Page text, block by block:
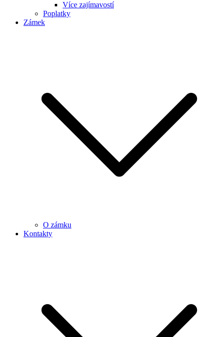
Více zajímavostí
Poplatky
Zámek
O zámku
Kontakty